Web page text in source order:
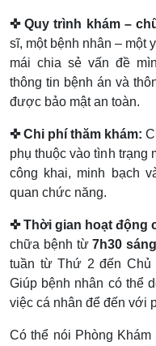
✜ Quy trình khám –
sĩ, một bệnh nhân – một
mái chia sẻ vấn đề
thông tin bệnh án và
được bảo mật an toàn.
✜ Chi phí thăm khám:
phụ thuộc vào tình trạng
công khai, minh bạch
quan chức năng.
✜ Thời gian hoạt động
chữa bệnh từ7h30
tuần từ Thứ 2 đến Chủ
Giúp bệnh nhân có thể
việc cá nhân để đến với
Có thể nói Phòng